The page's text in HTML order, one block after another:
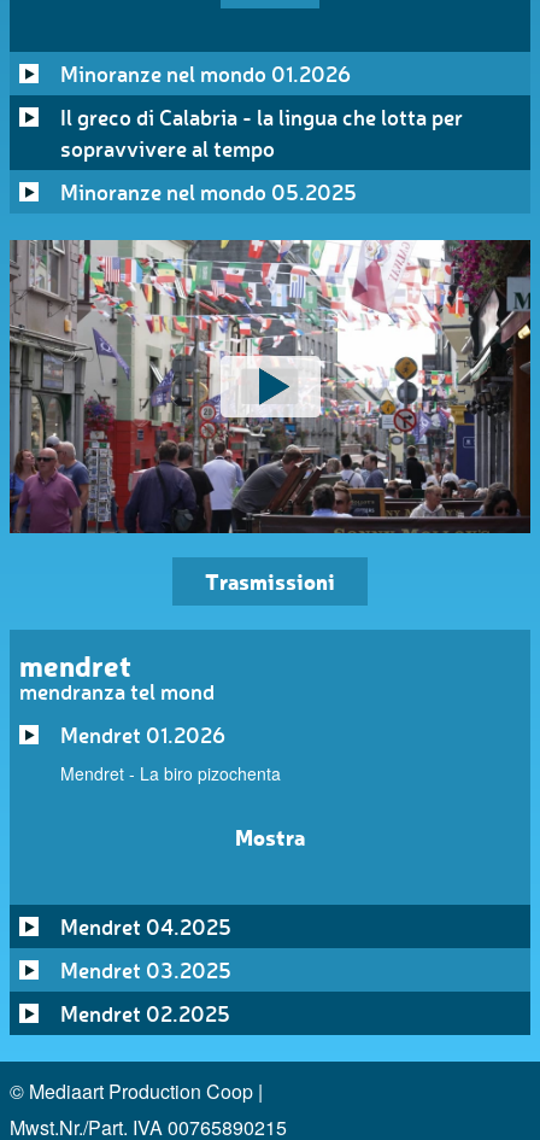
Minoranze nel mondo 01.2026
Il greco di Calabria - la lingua che lotta per
sopravvivere al tempo
Minoranze nel mondo 05.2025
Trasmissioni
mendret
mendranza tel mond
Mendret 01.2026
Mendret - La biro pizochenta
Mostra
Mendret 04.2025
Mendret 03.2025
Mendret 02.2025
© Mediaart Production Coop |
Mwst.Nr./Part. IVA 00765890215